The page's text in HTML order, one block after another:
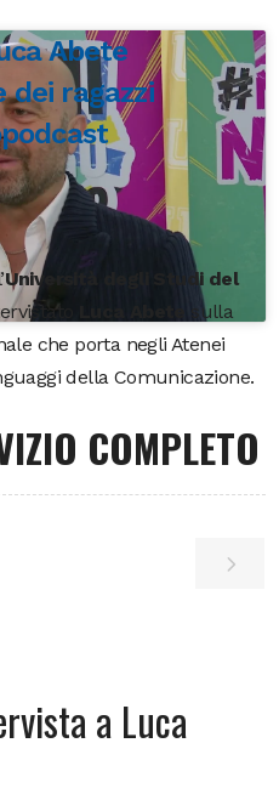
Abete
dei ragazzi
Università degli Studi del
sulla
che porta negli Atenei
della Comunicazione.
COMPLETO
a Luca